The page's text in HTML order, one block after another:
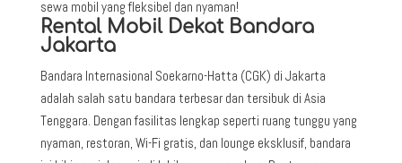
sewa mobil yang fleksibel dan nyaman!
Rental Mobil Dekat Bandara
Jakarta
Bandara Internasional Soekarno-Hatta (CGK) di Jakarta
adalah salah satu bandara terbesar dan tersibuk di Asia
Tenggara. Dengan fasilitas lengkap seperti ruang tunggu yang
nyaman, restoran, Wi-Fi gratis, dan lounge eksklusif, bandara